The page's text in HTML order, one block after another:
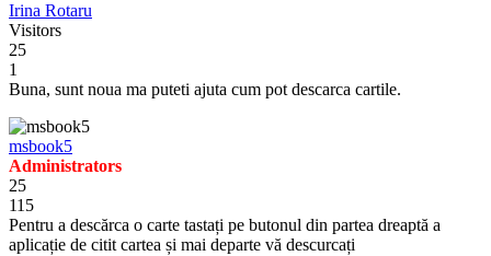
Irina Rotaru
Visitors
25
1
Buna, sunt noua ma puteti ajuta cum pot descarca cartile.
msbook5
Administrators
25
115
Pentru a descărca o carte tastați pe butonul din partea dreaptă a
aplicație de citit cartea și mai departe vă descurcați